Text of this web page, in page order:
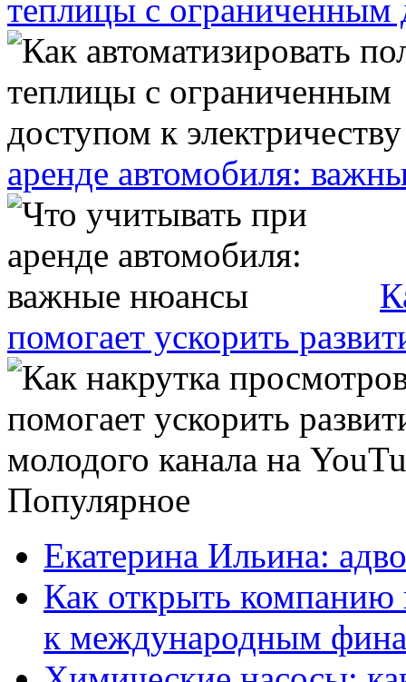
теплицы с ограниченным
аренде автомобиля:
помогает ускорить
Популярное
Екатерина Ильина:
Как открыть компанию
к международным